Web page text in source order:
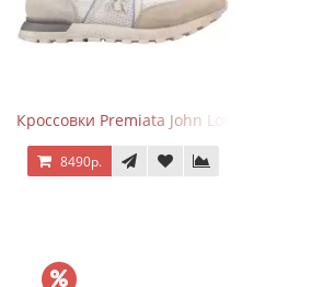
Кроссовки Premiata John Low Beige
8490р.